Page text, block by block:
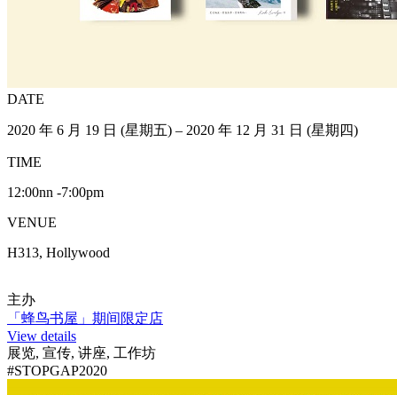
DATE
2020 年 6 月 19 日 (星期五) – 2020 年 12 月 31 日 (星期四)
TIME
12:00nn -7:00pm
VENUE
H313, Hollywood
主办
「蜂鸟书屋」期间限定店
View details
展览, 宣传, 讲座, 工作坊
#STOPGAP2020